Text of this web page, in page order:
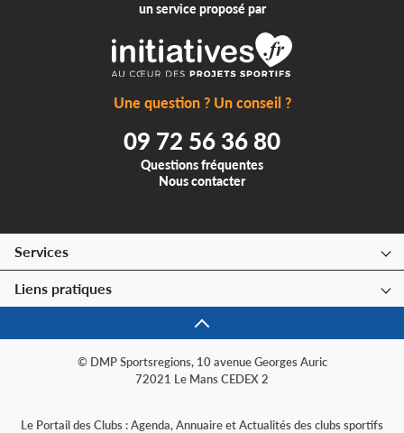
un service proposé par
Une question ? Un conseil ?
09 72 56 36 80
Questions fréquentes
Nous contacter
Services
Liens pratiques
© DMP Sportsregions, 10 avenue Georges Auric
72021 Le Mans CEDEX 2
Le Portail des Clubs : Agenda, Annuaire et Actualités des clubs sportifs